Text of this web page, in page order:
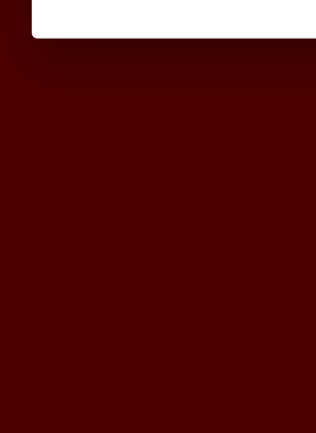
nostri cookie se